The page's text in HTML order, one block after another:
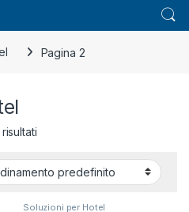
Pagina 2
Soluzioni per Hotel